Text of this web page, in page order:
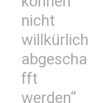
nicht
willkürlich
abgescha
fft
werden“